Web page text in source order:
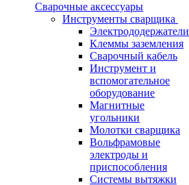
Сварочные аксессуары
Инструменты сварщика
Электрододержатели
Клеммы заземления
Сварочный кабель
Инструмент и
вспомогательное
оборудование
Магнитные
угольники
Молотки сварщика
Вольфрамовые
электроды и
приспособления
Системы вытяжки